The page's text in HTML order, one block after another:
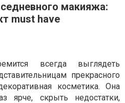
макияжа:
must have
всегда выглядеть
прекрасного
косметика. Она
ярче, скрыть недостатки,